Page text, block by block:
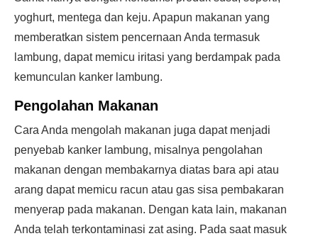
yoghurt, mentega dan keju. Apapun makanan yang
memberatkan sistem pencernaan Anda termasuk
lambung, dapat memicu iritasi yang berdampak pada
kemunculan kanker lambung.
Pengolahan Makanan
Cara Anda mengolah makanan juga dapat menjadi
penyebab kanker lambung, misalnya pengolahan
makanan dengan membakarnya diatas bara api atau
arang dapat memicu racun atau gas sisa pembakaran
menyerap pada makanan. Dengan kata lain, makanan
Anda telah terkontaminasi zat asing. Pada saat masuk